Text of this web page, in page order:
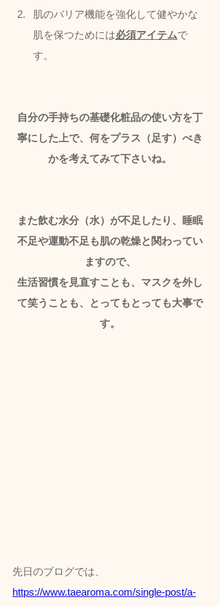
肌のバリア機能を強化して健やかな
肌を保つためには必須アイテムで
す。
自分の手持ちの基礎化粧品の使い方を丁
寧にした上で、何をプラス（足す）べき
かを考えてみて下さいね。
また飲む水分（水）が不足したり、睡眠
不足や運動不足も肌の乾燥と関わってい
ますので、
生活習慣を見直すことも、マスクを外し
て笑うことも、とってもとっても大事で
す。
先日のブログでは、
https://www.taearoma.com/single-post/a-